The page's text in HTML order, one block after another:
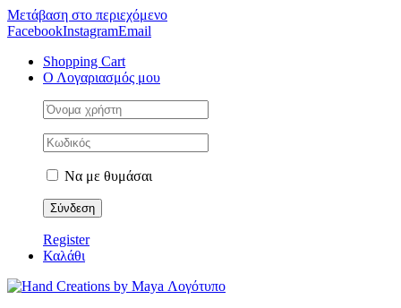
Μετάβαση στο περιεχόμενο
FacebookInstagramEmail
Shopping Cart
Ο Λογαριασμός μου
Να με θυμάσαι
Register
Καλάθι